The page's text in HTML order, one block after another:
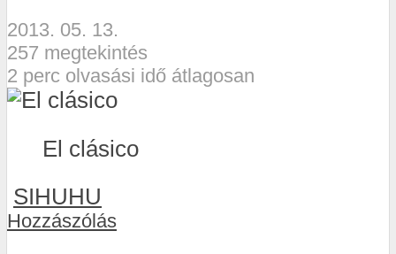
2013. 05. 13.
257 megtekintés
2 perc olvasási idő átlagosan
El clásico
SIHUHU
Hozzászólás